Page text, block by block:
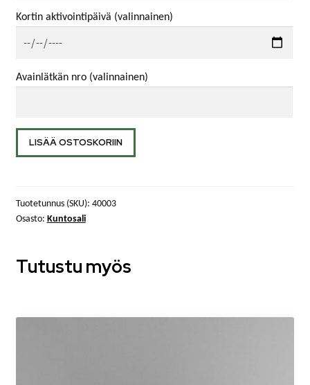
Kortin aktivointipäivä (valinnainen)
Avainlätkän nro (valinnainen)
Kuntosalimaksu,
1
määrä
LISÄÄ OSTOSKORIIN
Tuotetunnus (SKU): 40003
Osasto: Kuntosali
Tutustu myös